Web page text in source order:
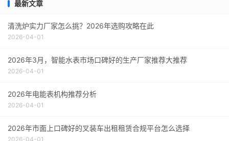
最新文章
清洗炉实力厂家怎么挑？2026年选购攻略在此
2026-04-01
2026年3月，智能水表市场口碑好的生产厂家推荐大推荐
2026-04-01
2026年电能表机构推荐分析
2026-04-01
2026年市面上口碑好的叉装车出租租赁合规平台怎么选择
2026-04-01